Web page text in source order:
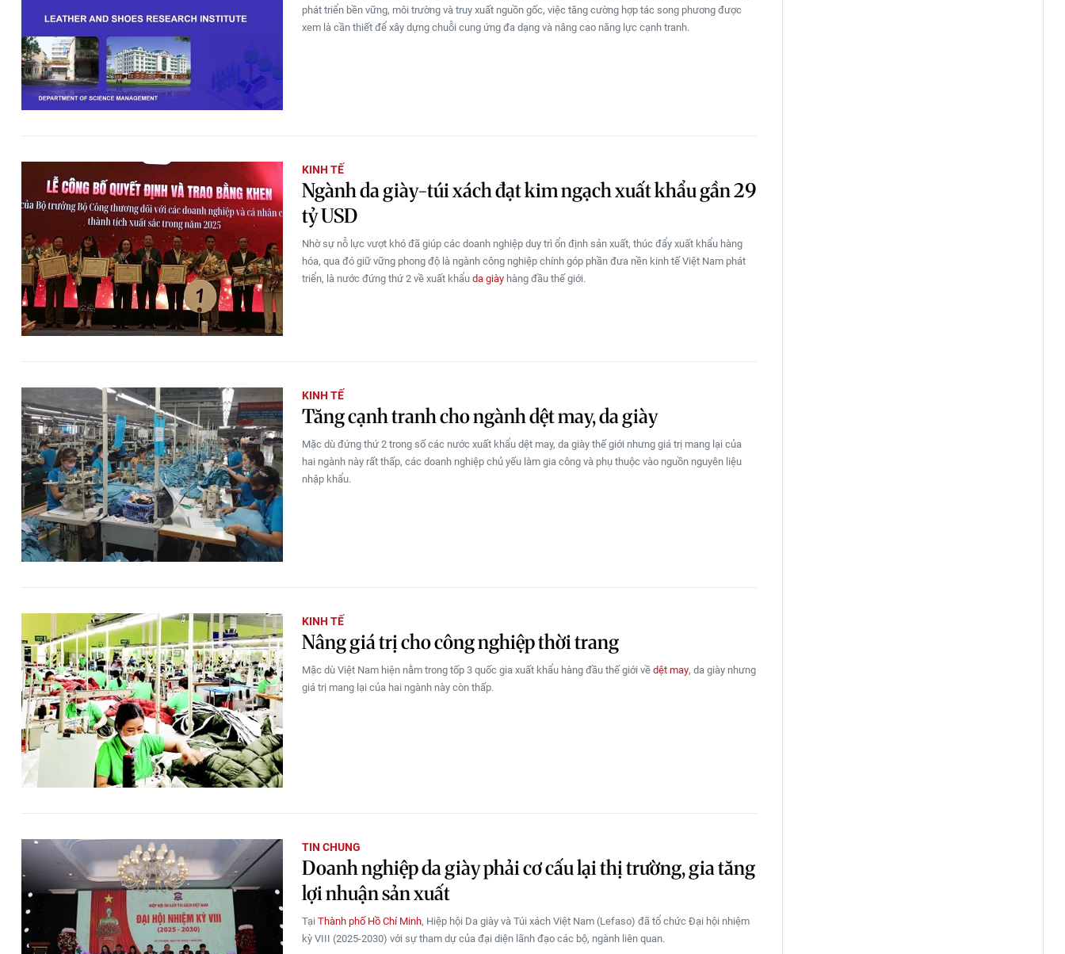
phát triển bền vững, môi trường và truy xuất nguồn gốc, việc tăng cường hợp tác song phương được
xem là cần thiết để xây dựng chuỗi cung ứng đa dạng và nâng cao năng lực cạnh tranh.
KINH TẾ
Ngành da giày-túi xách đạt kim ngạch xuất khẩu gần 29
tỷ USD
Nhờ sự nỗ lực vượt khó đã giúp các doanh nghiệp duy trì ổn định sản xuất, thúc đẩy xuất khẩu hàng
hóa, qua đó giữ vững phong độ là ngành công nghiệp chính góp phần đưa nền kinh tế Việt Nam phát
triển, là nước đứng thứ 2 về xuất khẩu da giày hàng đầu thế giới.
KINH TẾ
Tăng cạnh tranh cho ngành dệt may, da giày
Mặc dù đứng thứ 2 trong số các nước xuất khẩu dệt may, da giày thế giới nhưng giá trị mang lại của
hai ngành này rất thấp, các doanh nghiệp chủ yếu làm gia công và phụ thuộc vào nguồn nguyên liệu
nhập khẩu.
KINH TẾ
Nâng giá trị cho công nghiệp thời trang
Mặc dù Việt Nam hiện nằm trong tốp 3 quốc gia xuất khẩu hàng đầu thế giới về dệt may, da giày nhưng
giá trị mang lại của hai ngành này còn thấp.
TIN CHUNG
Doanh nghiệp da giày phải cơ cấu lại thị trường, gia tăng
lợi nhuận sản xuất
Tại Thành phố Hồ Chí Minh, Hiệp hội Da giày và Túi xách Việt Nam (Lefaso) đã tổ chức Đại hội nhiệm
kỳ VIII (2025-2030) với sự tham dự của đại diện lãnh đạo các bộ, ngành liên quan.